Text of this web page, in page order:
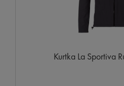
Kurtka La Sportiva